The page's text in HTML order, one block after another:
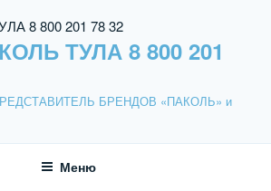
ТУЛА 8 800 201
БРЕНДОВ «ПАКОЛЬ» и
Меню